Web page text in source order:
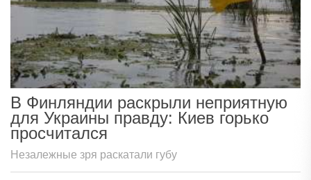
В Финляндии раскрыли неприятную
для Украины правду: Киев горько
просчитался
Незалежные зря раскатали губу